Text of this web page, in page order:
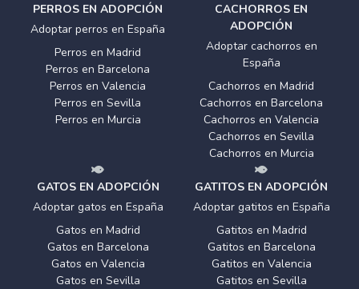
PERROS EN ADOPCIÓN
Adoptar perros en España
Perros en Madrid
Perros en Barcelona
Perros en Valencia
Perros en Sevilla
Perros en Murcia
CACHORROS EN
ADOPCIÓN
Adoptar cachorros en
España
Cachorros en Madrid
Cachorros en Barcelona
Cachorros en Valencia
Cachorros en Sevilla
Cachorros en Murcia
GATOS EN ADOPCIÓN
Adoptar gatos en España
Gatos en Madrid
Gatos en Barcelona
Gatos en Valencia
Gatos en Sevilla
GATITOS EN ADOPCIÓN
Adoptar gatitos en España
Gatitos en Madrid
Gatitos en Barcelona
Gatitos en Valencia
Gatitos en Sevilla